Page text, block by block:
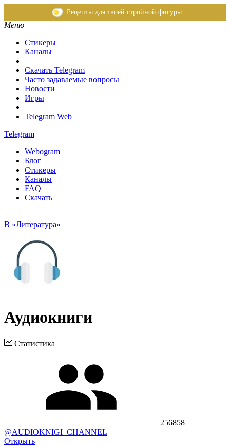
Рецепты для твоей стройной фигуры
Меню
Стикеры
Каналы
Скачать Telegram
Часто задаваемые вопросы
Новости
Игры
Telegram Web
Telegram
Webogram
Блог
Стикеры
Каналы
FAQ
Скачать
В «Литература»
Аудиокниги
Статистика
256858
@AUDIOKNIGI_CHANNEL
Открыть